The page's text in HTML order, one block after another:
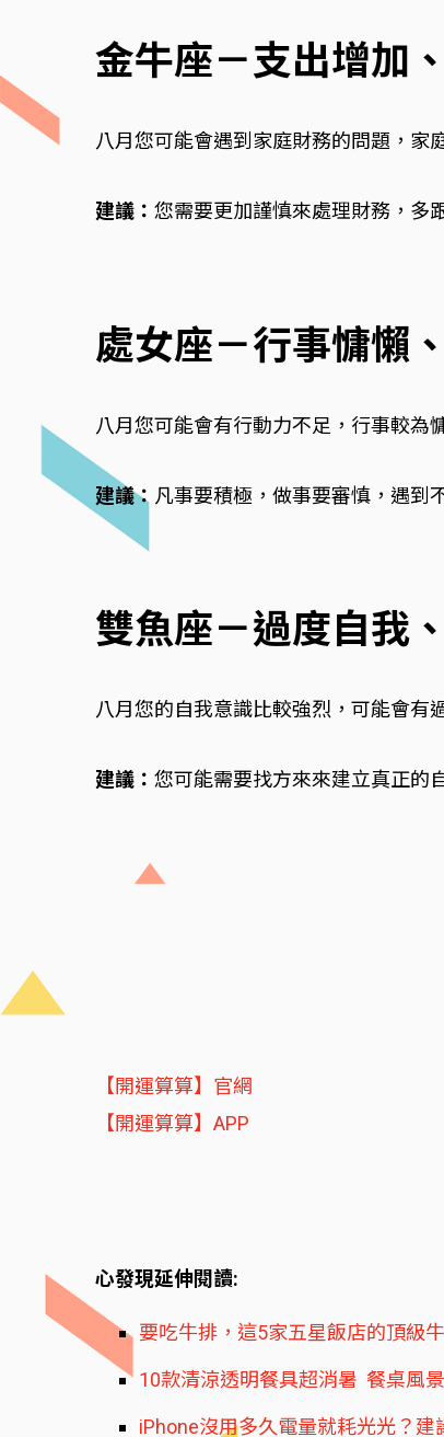
金牛座－支出增加
八月您可能會遇到家庭財務的問題，家
建議： 您需要更加謹慎來處理財務，多
處女座－行事慵懶
八月您可能會有行動力不足，行事較為
建議： 凡事要積極，做事要審慎，遇到
雙魚座－過度自我
八月您的自我意識比較強烈，可能會有
建議： 您可能需要找方來來建立真正的
【開運算算】官網
【開運算算】APP
心發現延伸閱讀:
要吃牛排，這5家五星飯店的頂級
10款清涼透明餐具超消暑 餐桌風
iPhone沒用多久電量就耗光光？建